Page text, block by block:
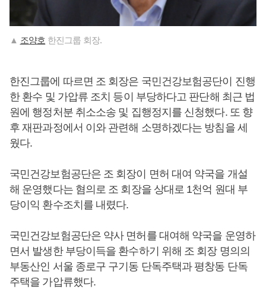
▲ 조양호 한진그룹 회장.
한진그룹에 따르면 조 회장은 국민건강보험공단이 진행
한 환수 및 가압류 조치 등이 부당하다고 판단해 최근 법
원에 행정처분 취소소송 및 집행정지를 신청했다. 또 향
후 재판과정에서 이와 관련해 소명하겠다는 방침을 세
웠다.
국민건강보험공단은 조 회장이 면허 대여 약국을 개설
해 운영했다는 혐의로 조 회장을 상대로 1천억 원대 부
당이익 환수조치를 내렸다.
국민건강보험공단은 약사 면허를 대여해 약국을 운영하
면서 발생한 부당이득을 환수하기 위해 조 회장 명의의
부동산인 서울 종로구 구기동 단독주택과 평창동 단독
주택을 가압류했다.